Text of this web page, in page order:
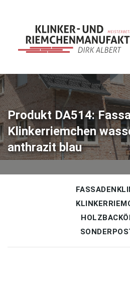
Produkt DA514:
Klinkerriemchen
anthrazit blau
Startseite
Leistungen
Klinkermanufaktur
Klinkerbau
Produkte
Fassadenklinker
Holzbacköfen
Gesamtkatalog
Sonderposten%
Unternehmen